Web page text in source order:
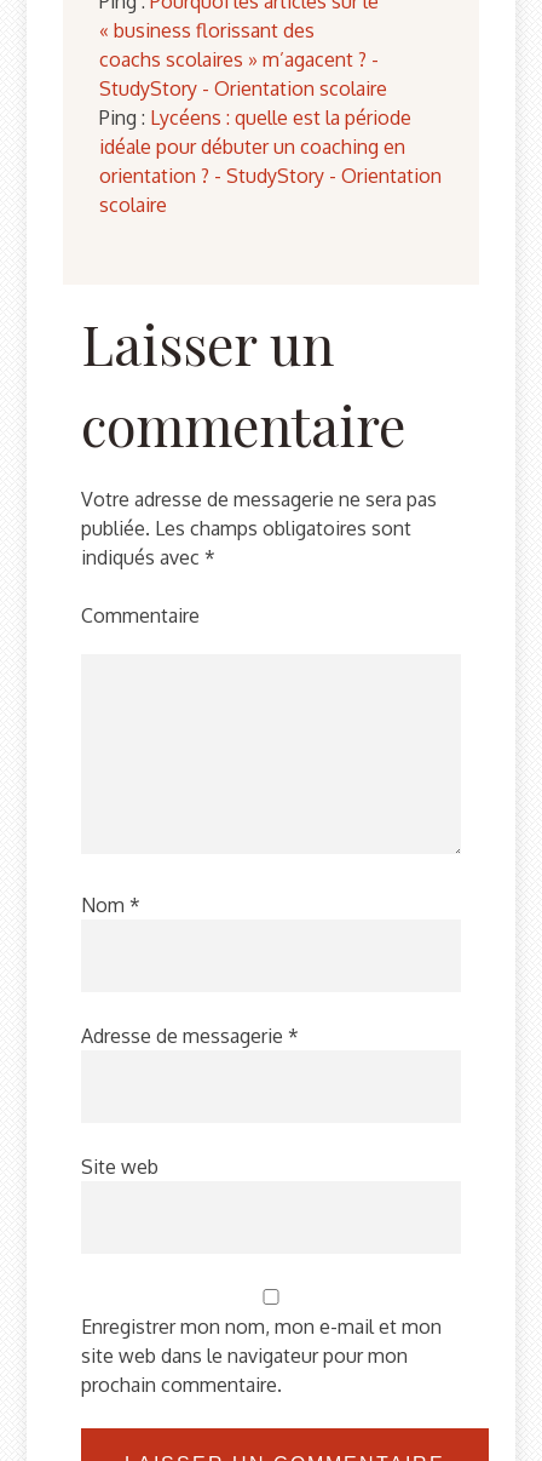
« business florissant des
coachs scolaires » m’agacent ? -
StudyStory - Orientation scolaire
Ping : Lycéens : quelle est la période
idéale pour débuter un coaching en
orientation ? - StudyStory - Orientation
scolaire
Laisser un
commentaire
Votre adresse de messagerie ne sera pas
publiée. Les champs obligatoires sont
indiqués avec*
Commentaire
Nom*
Adresse de messagerie*
Site web
Enregistrer mon nom, mon e-mail et mon
site web dans le navigateur pour mon
prochain commentaire.